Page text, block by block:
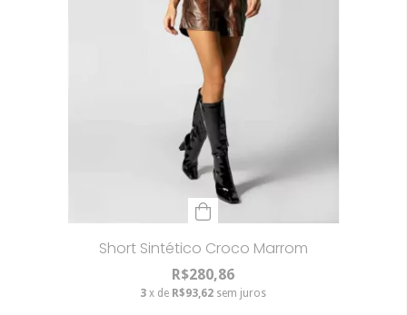
Short Sintético Croco Marrom
R$280,86
3 x de R$93,62 sem juros